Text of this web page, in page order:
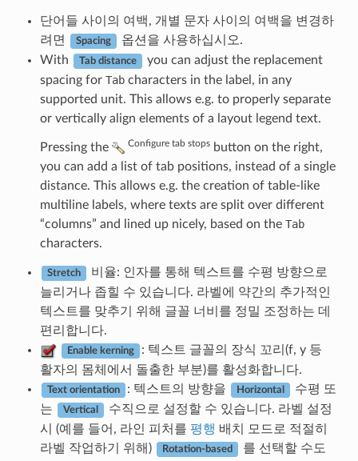
단어들 사이의 여백, 개별 문자 사이의 여백을 변경하
려면
Spacing
옵션을 사용하십시오.
With
Tab distance
you can adjust the replacement
spacing for Tabcharacters in the label, in any
supported unit. This allows e.g. to properly separate
or vertically align elements of a layout legend text.
Pressing the Configure tab stopsbutton on the right,
you can add a list of tab positions, instead of a single
distance. This allows e.g. the creation of table-like
multiline labels, where texts are split over different
“columns” and lined up nicely, based on the Tab
characters.
Stretch
비율: 인자를 통해 텍스트를 수평 방향으로
늘리거나 좁힐 수 있습니다. 라벨에 약간의 추가적인
텍스트를 맞추기 위해 글꼴 너비를 정밀 조정하는 데
편리합니다.
Enable kerning
: 텍스트 글꼴의 장식 꼬리(f, y 등
활자의 몸체에서 돌출한 부분)를 활성화합니다.
Text orientation : 텍스트의 방향을 Horizontal
수평 또
는
Vertical
수직으로 설정할 수 있습니다. 라벨 설정
시 (예를 들어, 라인 피처를 평행 배치 모드로 적절히
라벨 작업하기 위해)
Rotation-based
를 선택할 수도